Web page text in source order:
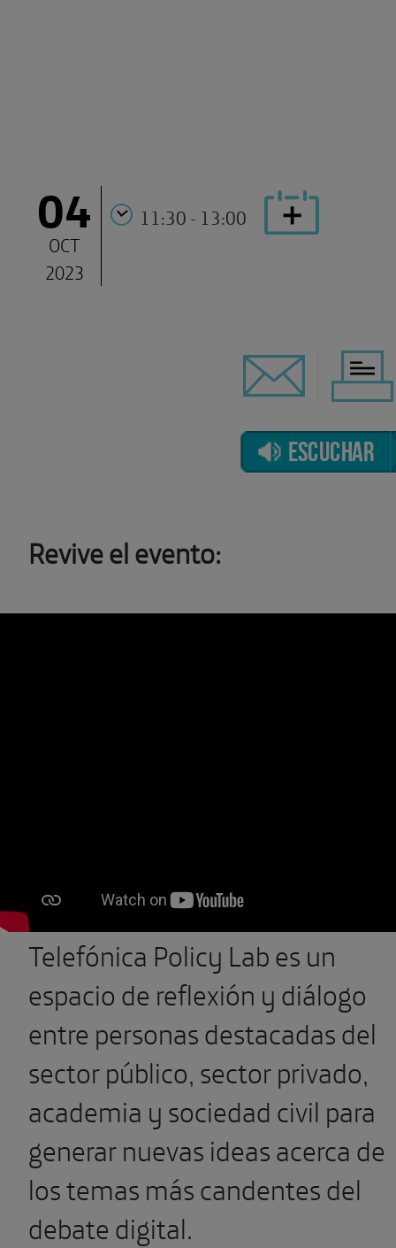
04
OCT
2023
11:30 - 13:00
ESCUCHAR
Revive el evento:
Telefónica Policy Lab es un
espacio de reflexión y diálogo
entre personas destacadas del
sector público, sector privado,
academia y sociedad civil para
generar nuevas ideas acerca de
los temas más candentes del
debate digital.